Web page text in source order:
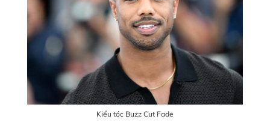
Kiểu tóc Buzz Cut Fade